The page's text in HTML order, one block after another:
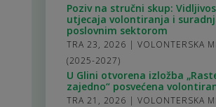
Poziv na stručni skup:
utjecaja volontiranja i
poslovnim sektorom
TRA 23, 2026 | VOLONTERSKA
(2025-2027)
U Glini otvorena izložba
zajedno“ posvećena
TRA 21, 2026 | VOLONTERSKA